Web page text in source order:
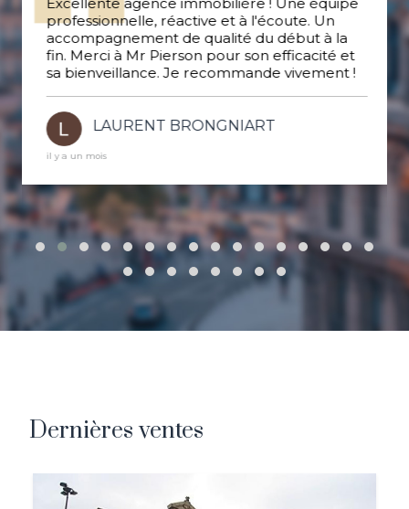
professionnelle, réactive et à l'écoute. Un
accompagnement de qualité du début à la
fin. Merci à Mr Pierson pour son efficacité et
sa bienveillance. Je recommande vivement !
LAURENT BRONGNIART
il y a un mois
Dernières ventes